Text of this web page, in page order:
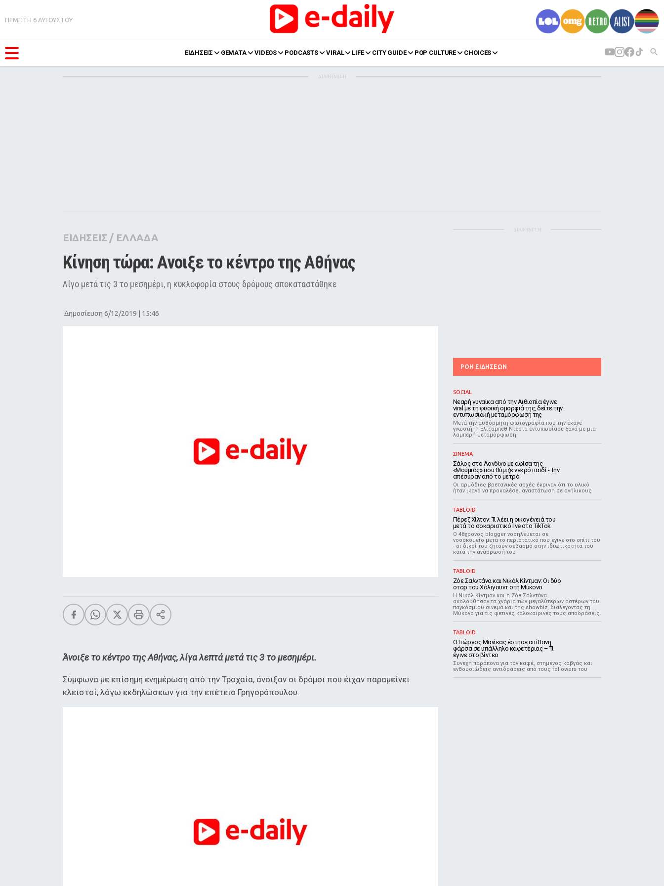
ΠΕΜΠΤΗ 6 ΑΥΓΟΥΣΤΟΥ
ΕΙΔΗΣΕΙΣ ΘΕΜΑΤΑ VIDEOS PODCASTS VIRAL LIFE CITY GUIDE POP CULTURE CHOICES
Pop Culture
Agenda
ΔΙΑΦΗΜΙΣΗ
ΕΙΔΗΣΕΙΣ / ΕΛΛΑΔΑ
Κίνηση τώρα: Ανοιξε το κέντρο της Αθήνας
Λίγο μετά τις 3 το μεσημέρι, η κυκλοφορία στους δρόμους αποκαταστάθηκε
Δημοσίευση 6/12/2019 | 15:46
Άνοιξε το κέντρο της Αθήνας, λίγα λεπτά μετά τις 3 το μεσημέρι.
Σύμφωνα με επίσημη ενημέρωση από την Τροχαία, άνοιξαν οι δρόμοι που έιχαν παραμείνει
κλειστοί, λόγω εκδηλώσεων για την επέτειο Γρηγορόπουλου.
ΔΙΑΦΗΜΙΣΗ
ΡΟΗ ΕΙΔΗΣΕΩΝ
SOCIAL
Νεαρή γυναίκα από την Αιθιοπία έγινε
viral με τη φυσική ομορφιά της, δείτε την
εντυπωσιακή μεταμόρφωσή της
Μετά την αυθόρμητη φωτογραφία που την έκανε
γνωστή, η Ελίζαμπεθ Ντέστα εντυπωσίασε ξανά με μια
λαμπερή μεταμόρφωση
ΣΙΝΕΜΑ
Σάλος στο Λονδίνο με αφίσα της
«Μούμιας» που θύμιζε νεκρό παιδί - Την
απέσυραν από το μετρό
Οι αρμόδιες βρετανικές αρχές έκριναν ότι το υλικό
ήταν ικανό να προκαλέσει αναστάτωση σε ανήλικους
TABLOID
Πέρεζ Χίλτον: Τι λέει η οικογένειά του
μετά το σοκαριστικό live στο TikTok
Ο 48χρονος blogger νοσηλεύεται σε
νοσοκομείο μετά το περιστατικό που έγινε στο σπίτι του
- οι δικοί του ζητούν σεβασμό στην ιδιωτικότητά του
κατά την ανάρρωσή του
TABLOID
Ζόε Σαλντάνα και Νικόλ Κίντμαν: Οι δύο
σταρ του Χόλιγουντ στη Μύκονο
Η Νικόλ Κίντμαν και η Ζόε Σαλντάνα
ακολούθησαν τα χνάρια των μεγαλύτερων αστέρων του
παγκόσμιου σινεμά και της showbiz, διαλέγοντας τη
Μύκονο για τις φετινές καλοκαιρινές τους αποδράσεις.
TABLOID
Ο Γιώργος Μανίκας έστησε απίθανη
φάρσα σε υπάλληλο καφετέριας – Τι
έγινε στο βίντεο
Συνεχή παράπονα για τον καφέ, στημένος καβγάς και
ενθουσιώδεις αντιδράσεις από τους followers του